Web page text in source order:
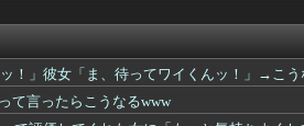
に罰金刑
死ぬかも。もっと素直に遊べば...
････♡」←どうする！！
！」彼女「ま、待ってワイくんッ！」→こう
て言ったらこうなるwww